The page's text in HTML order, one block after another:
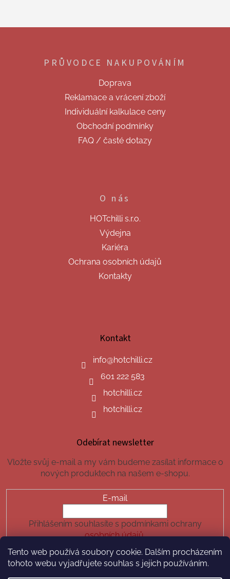
Tento web používá soubory cookie. Dalším procházením
tohoto webu vyjadřujete souhlas s jejich používáním.
PRŮVODCE NAKUPOVÁNÍM
Doprava
Reklamace a vrácení zboží
Individuální kalkulace ceny
Obchodní podmínky
FAQ / časté dotazy
O nás
HOTchilli s.r.o.
Výdejna
Kariéra
Ochrana osobních údajů
Kontakty
Kontakt
info@hotchilli.cz
601 222 583
hotchilli.cz
hotchilli.cz
Odebírat newsletter
Vložte svůj e-mail a my vám budeme zasílat informace o
nových produktech na našem e-shopu.
E-mail
Přihlášením souhlasíte s podmínkami ochrany
osobních údajů.
PŘIHLÁSIT SE